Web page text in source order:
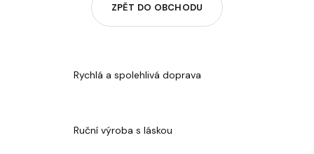
ZPĚT DO OBCHODU
Rychlá a spolehlivá doprava
Ruční výroba s láskou